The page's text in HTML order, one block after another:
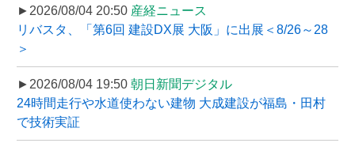
►2026/08/04 20:50 産経ニュース
リバスタ、「第6回 建設DX展 大阪」に出展＜8/26～28
＞
►2026/08/04 19:50 朝日新聞デジタル
24時間走行や水道使わない建物 大成建設が福島・田村
で技術実証